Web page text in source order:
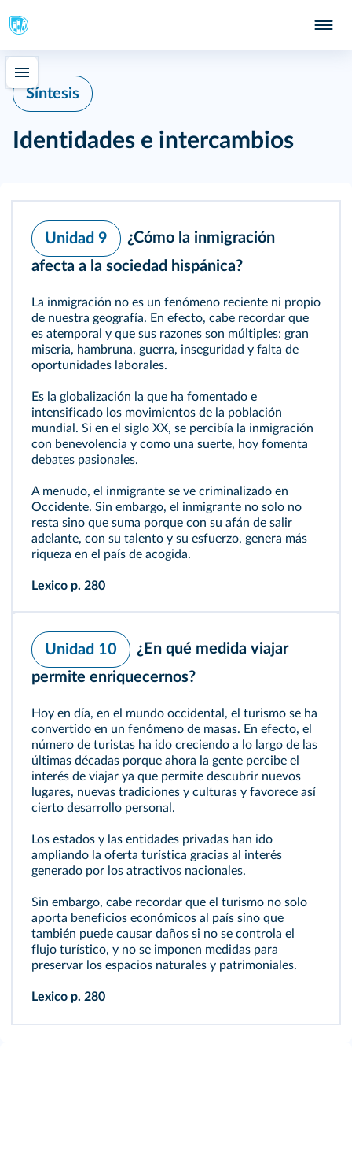
Síntesis
Identidades e intercambios
Unidad 9
¿Cómo la inmigración
afecta a la sociedad hispánica?
La inmigración no es un fenómeno reciente ni propio
de nuestra geografía. En efecto, cabe recordar que
es atemporal y que sus razones son múltiples: gran
miseria, hambruna, guerra, inseguridad y falta de
oportunidades laborales.
Es la globalización la que ha fomentado e
intensificado los movimientos de la población
mundial. Si en el siglo XX, se percibía la inmigración
con benevolencia y como una suerte, hoy fomenta
debates pasionales.
A menudo, el inmigrante se ve criminalizado en
Occidente. Sin embargo, el inmigrante no solo no
resta sino que suma porque con su afán de salir
adelante, con su talento y su esfuerzo, genera más
riqueza en el país de acogida.
Lexico p. 280
Unidad 10
¿En qué medida viajar
permite enriquecernos?
Hoy en día, en el mundo occidental, el turismo se ha
convertido en un fenómeno de masas. En efecto, el
número de turistas ha ido creciendo a lo largo de las
últimas décadas porque ahora la gente percibe el
interés de viajar ya que permite descubrir nuevos
lugares, nuevas tradiciones y culturas y favorece así
cierto desarrollo personal.
Los estados y las entidades privadas han ido
ampliando la oferta turística gracias al interés
generado por los atractivos nacionales.
Sin embargo, cabe recordar que el turismo no solo
aporta beneficios económicos al país sino que
también puede causar daños si no se controla el
flujo turístico, y no se imponen medidas para
preservar los espacios naturales y patrimoniales.
Lexico p. 280